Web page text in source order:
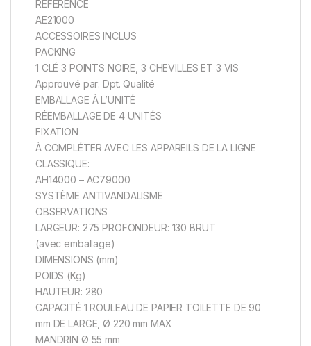
RÉFÉRENCE
AE21000
ACCESSOIRES INCLUS
PACKING
1 CLÉ 3 POINTS NOIRE, 3 CHEVILLES ET 3 VIS
Approuvé par: Dpt. Qualité
EMBALLAGE À L’UNITÉ
RÉEMBALLAGE DE 4 UNITÉS
FIXATION
À COMPLÉTER AVEC LES APPAREILS DE LA LIGNE
CLASSIQUE:
AH14000 – AC79000
SYSTÈME ANTIVANDALISME
OBSERVATIONS
LARGEUR: 275 PROFONDEUR: 130 BRUT
(avec emballage)
DIMENSIONS (mm)
POIDS (Kg)
HAUTEUR: 280
CAPACITÉ 1 ROULEAU DE PAPIER TOILETTE DE 90
mm DE LARGE, Ø 220 mm MAX
MANDRIN Ø 55 mm